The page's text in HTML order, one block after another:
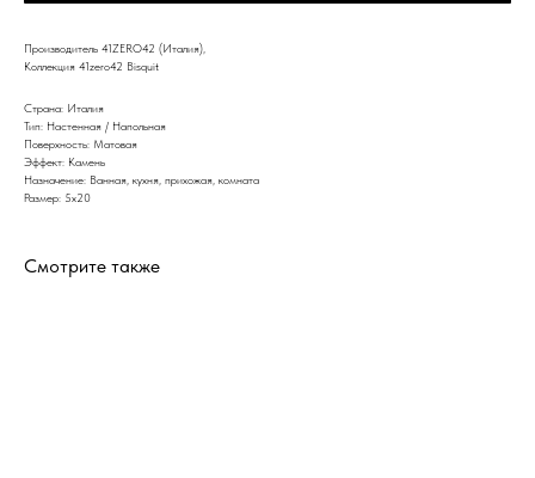
Производитель 41ZERO42 (Италия),
Коллекция 41zero42 Bisquit
Страна: Италия
Тип: Настенная / Напольная
Поверхность: Матовая
Эффект: Камень
Назначение: Ванная, кухня, прихожая, комната
Размер: 5x20
Смотрите также